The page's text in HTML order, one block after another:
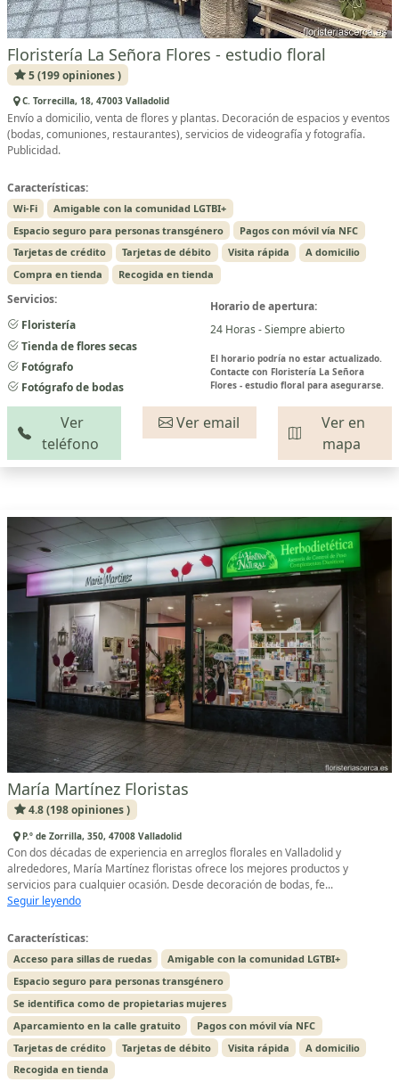
Floristería La Señora Flores - estudio floral
5 (199 opiniones )
C. Torrecilla, 18, 47003 Valladolid
Envío a domicilio, venta de flores y plantas. Decoración de espacios y eventos
(bodas, comuniones, restaurantes), servicios de videografía y fotografía.
Publicidad.
Características:
Wi-Fi
Amigable con la comunidad LGTBI+
Espacio seguro para personas transgénero
Pagos con móvil vía NFC
Tarjetas de crédito
Tarjetas de débito Visita rápida
A domicilio
Compra en tienda
Recogida en tienda
Servicios:
Floristería
Tienda de flores secas
Fotógrafo
Fotógrafo de bodas
Horario de apertura:
24 Horas - Siempre abierto
El horario podría no estar actualizado.
Contacte con Floristería La Señora
Flores - estudio floral para asegurarse.
Ver
teléfono
Ver email
Ver en
mapa
María Martínez Floristas
4.8 (198 opiniones )
P.º de Zorrilla, 350, 47008 Valladolid
Con dos décadas de experiencia en arreglos florales en Valladolid y
alrededores, María Martínez floristas ofrece los mejores productos y
servicios para cualquier ocasión. Desde decoración de bodas, fe...
Seguir leyendo
Características:
Acceso para sillas de ruedas
Amigable con la comunidad LGTBI+
Espacio seguro para personas transgénero
Se identifica como de propietarias mujeres
Aparcamiento en la calle gratuito
Pagos con móvil vía NFC
Tarjetas de crédito
Tarjetas de débito Visita rápida
A domicilio
Recogida en tienda